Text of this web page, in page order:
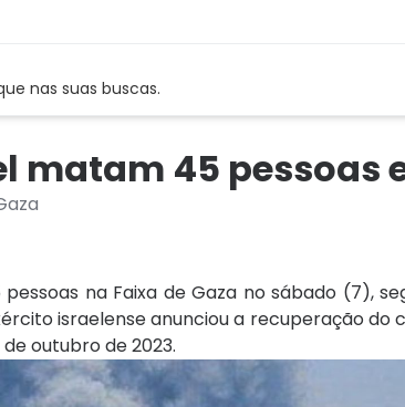
nas suas buscas.
matam 45 pessoas
na Faixa de Gaza no sábado (7),
israelense anunciou a recuperação do
outubro de 2023.